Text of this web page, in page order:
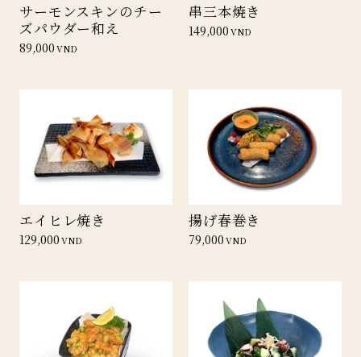
サーモンスキンのチー
ズパウダー和え
89,000VND
串三本焼き
149,000VND
エイヒレ焼き
129,000VND
揚げ春巻き
79,000VND